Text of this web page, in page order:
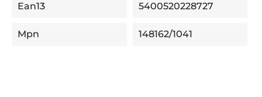
Ean13 5400520228727
Mpn 148162/1041